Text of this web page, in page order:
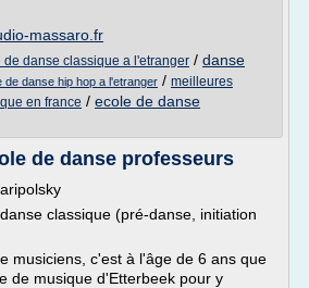
massaro.fr
de danse classique a l'etranger / danse
de danse hip hop a l'etranger / meilleures
en france / ecole de danse
de danse professeurs
classique (pré-danse, initiation
musiciens, c'est à l'âge de 6 ans que
de musique d'Etterbeek pour y